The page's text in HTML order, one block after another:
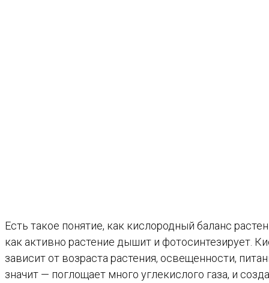
Есть такое понятие, как кислородный баланс
как активно растение дышит и фотосинтезирует.
зависит от возраста растения, освещенности,
значит — поглощает много углекислого газа, и